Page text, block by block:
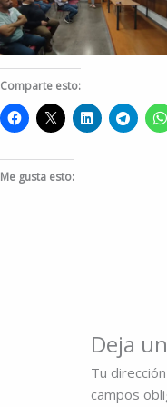
Comparte esto:
Me gusta esto:
Deja
Tu
campos